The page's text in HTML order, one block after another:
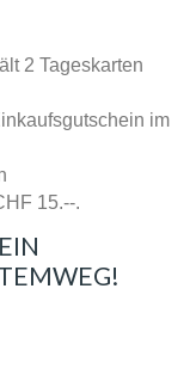
2 Tageskarten
im
15.--.